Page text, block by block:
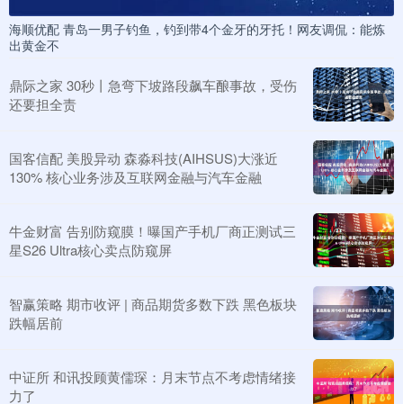
海顺优配 青岛一男子钓鱼，钓到带4个金牙的牙托！网友调侃：能炼
出黄金不
鼎际之家 30秒丨急弯下坡路段飙车酿事故，受伤
还要担全责
国客信配 美股异动 森淼科技(AIHSUS)大涨近
130% 核心业务涉及互联网金融与汽车金融
牛金财富 告别防窥膜！曝国产手机厂商正测试三
星S26 Ultra核心卖点防窥屏
智赢策略 期市收评 | 商品期货多数下跌 黑色板块
跌幅居前
中证所 和讯投顾黄儒琛：月末节点不考虑情绪接
力了